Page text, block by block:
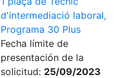
d'intermediació laboral,
Programa 30 Plus
Fecha límite de
presentación de la
solicitud: 25/09/2023